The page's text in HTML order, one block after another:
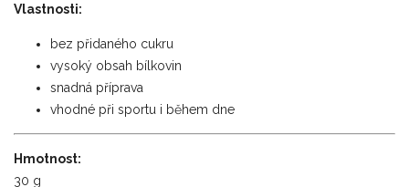
Vlastnosti:
bez přidaného cukru
vysoký obsah bílkovin
snadná příprava
vhodné při sportu i během dne
Hmotnost:
30 g